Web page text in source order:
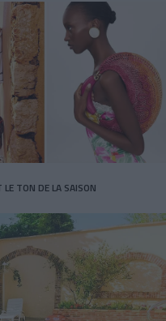
LE TON DE LA SAISON